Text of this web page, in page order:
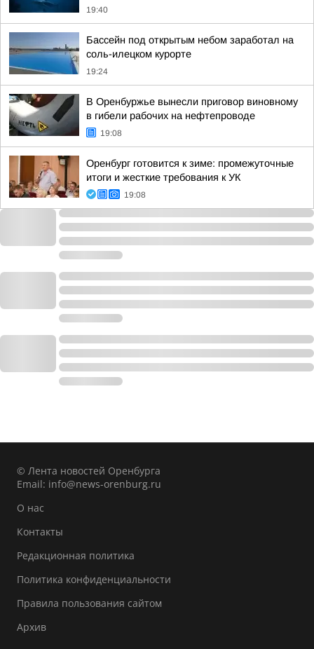
19:40
Бассейн под открытым небом заработал на
соль-илецком курорте
19:24
В Оренбуржье вынесли приговор виновному
в гибели рабочих на нефтепроводе
19:08
Оренбург готовится к зиме: промежуточные
итоги и жесткие требования к УК
19:08
© Лента новостей Оренбурга
Email: info@news-orenburg.ru
О нас
Контакты
Редакционная политика
Политика конфиденциальности
Правила пользования сайтом
Архив